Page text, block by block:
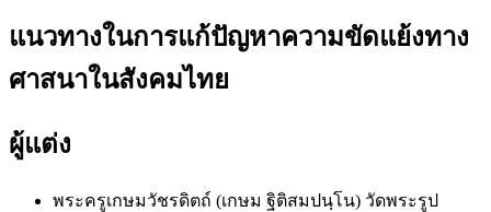
แนวทางในการแก้ปัญหาความขัดแย้งทาง
ศาสนาในสังคมไทย
ผู้แต่ง
พระครูเกษมวัชรดิตถ์ (เกษม ฐิติสมปนฺโน) วัดพระรูป